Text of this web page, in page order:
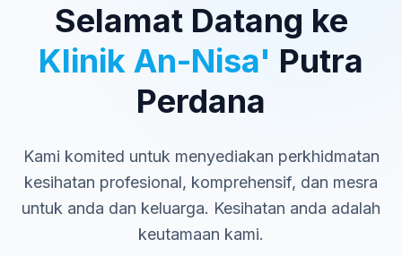
Selamat Datang ke
Klinik An-Nisa' Putra
Perdana
Kami komited untuk menyediakan perkhidmatan
kesihatan profesional, komprehensif, dan mesra
untuk anda dan keluarga. Kesihatan anda adalah
keutamaan kami.